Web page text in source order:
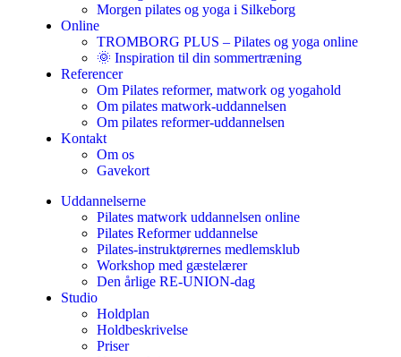
Morgen pilates og yoga i Silkeborg
Online
TROMBORG PLUS – Pilates og yoga online
🌞 Inspiration til din sommertræning
Referencer
Om Pilates reformer, matwork og yogahold
Om pilates matwork-uddannelsen
Om pilates reformer-uddannelsen
Kontakt
Om os
Gavekort
Uddannelserne
Pilates matwork uddannelsen online
Pilates Reformer uddannelse
Pilates-instruktørernes medlemsklub
Workshop med gæstelærer
Den årlige RE-UNION-dag
Studio
Holdplan
Holdbeskrivelse
Priser